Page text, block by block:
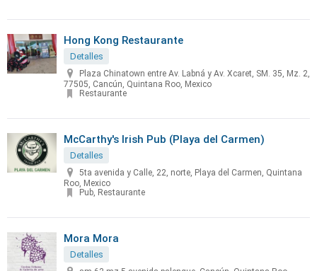
Hong Kong Restaurante
Detalles
Plaza Chinatown entre Av. Labná y Av. Xcaret, SM. 35, Mz. 2,
77505, Cancún, Quintana Roo, Mexico
Restaurante
McCarthy's Irish Pub (Playa del Carmen)
Detalles
5ta avenida y Calle, 22, norte, Playa del Carmen, Quintana
Roo, Mexico
Pub, Restaurante
Mora Mora
Detalles